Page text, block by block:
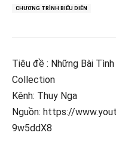
CHƯƠNG TRÌNH BIỂU DIỄN
Tiêu đề : Những Bài
Collection
Kênh: Thuy Nga
Nguồn: https://
9w5ddX8